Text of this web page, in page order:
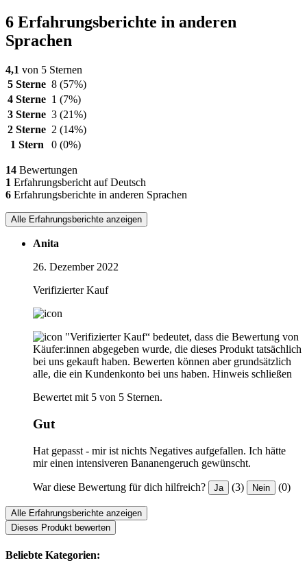
6 Erfahrungsberichte in anderen
Sprachen
4,1 von 5 Sternen
5 Sterne 8 (57%)
4 Sterne 1 (7%)
3 Sterne 3 (21%)
2 Sterne 2 (14%)
1 Stern
0 (0%)
14 Bewertungen
1 Erfahrungsbericht auf Deutsch
6 Erfahrungsberichte in anderen Sprachen
Alle Erfahrungsberichte anzeigen
Anita
26. Dezember 2022
Verifizierter Kauf
"Verifizierter Kauf“ bedeutet, dass die Bewertung von
Käufer:innen abgegeben wurde, die dieses Produkt tatsächlich
bei uns gekauft haben. Bewerten können aber grundsätzlich
alle, die ein Kundenkonto bei uns haben. Hinweis schließen
Bewertet mit 5 von 5 Sternen.
Gut
Hat gepasst - mir ist nichts Negatives aufgefallen. Ich hätte
mir einen intensiveren Bananengeruch gewünscht.
War diese Bewertung für dich hilfreich? Ja (3) Nein (0)
Alle Erfahrungsberichte anzeigen
Dieses Produkt bewerten
Beliebte Kategorien: